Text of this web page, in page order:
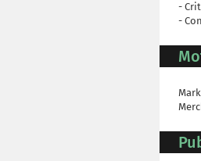
-
-